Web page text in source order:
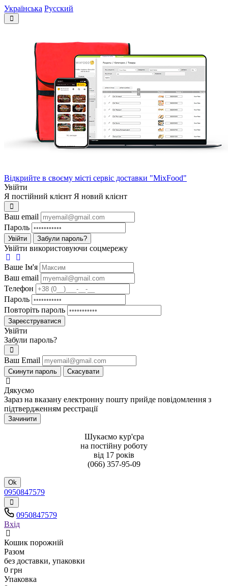
Українська Русский
Відкрийте в своєму місті сервіс доставки "MixFood"
Увійти
Я постійний клієнт Я новий клієнт
Ваш email
Пароль
Увійти Забули пароль?
Увійти використовуючи соцмережу
Ваше Iм'я
Ваш email
Телефон
Пароль
Повторіть пароль
Зареєструватися
Увійти
Забули пароль?
Ваш Email
Скинути пароль Скасувати
Дякуємо
Зараз на вказану електронну пошту прийде повідомлення з
підтвердженням реєстрації
Зачинити
Шукаємо кур'єра
на постiйну роботу
вiд 17 рокiв
(066) 357-95-09
Ok
0950847579
0950847579
Вхід
Кошик порожній
Разом
без доставки, упаковки
0 грн
Упаковка